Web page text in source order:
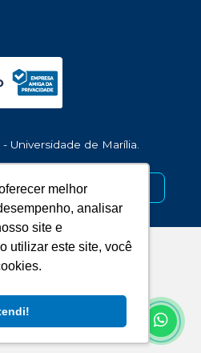
melhor
analisar
site e
utilizar este site, você
Universidade de Marília.
por